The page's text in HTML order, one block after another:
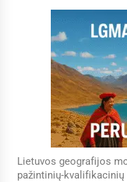
Lietuvos geografijos
pažintinių-